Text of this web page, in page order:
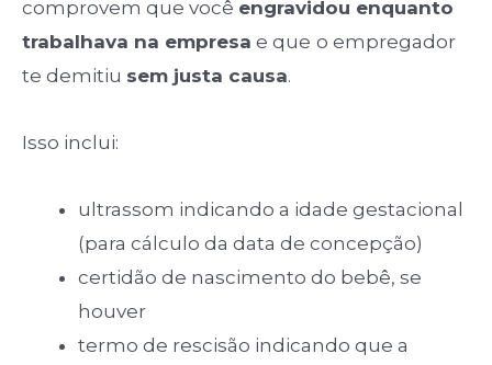
comprovem que você engravidou enquanto
trabalhava na empresa e que o empregador
te demitiu sem justa causa.
Isso inclui:
ultrassom indicando a idade gestacional
(para cálculo da data de concepção)
certidão de nascimento do bebê, se
houver
termo de rescisão indicando que a